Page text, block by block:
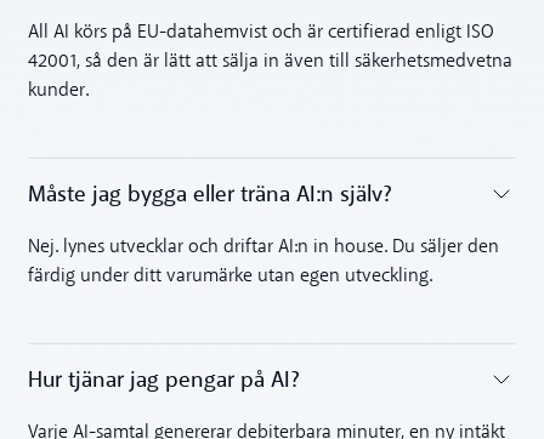
Toggle accordion
All AI körs på EU-datahemvist och är certifierad enligt ISO
42001, så den är lätt att sälja in även till säkerhetsmedvetna
kunder.
Toggle accordion
Måste jag bygga eller träna AI:n själv?
Nej. lynes utvecklar och driftar AI:n in house. Du säljer den
färdig under ditt varumärke utan egen utveckling.
Toggle accordion
Hur tjänar jag pengar på AI?
Varje AI-samtal genererar debiterbara minuter, en ny intäkt